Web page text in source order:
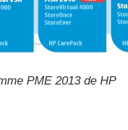
PME 2013 de HP